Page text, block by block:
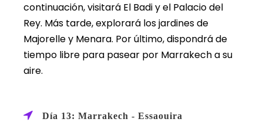
continuación, visitará El Badi y el Palacio del
Rey. Más tarde, explorará los jardines de
Majorelle y Menara. Por último, dispondrá de
tiempo libre para pasear por Marrakech a su
aire.
Día 13: Marrakech - Essaouira